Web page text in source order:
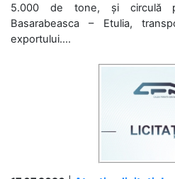
5.000 de tone, și circulă
Basarabeasca – Etulia,
exportului....